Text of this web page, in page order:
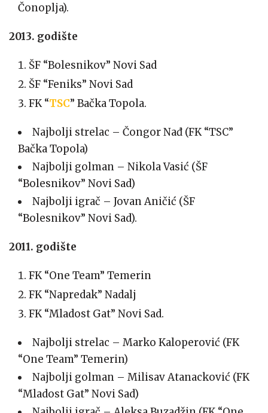
Čonoplja).
2013. godište
ŠF “Bolesnikov” Novi Sad
ŠF “Feniks” Novi Sad
FK “TSC” Bačka Topola.
Najbolji strelac – Čongor Nađ (FK “TSC”
Bačka Topola)
Najbolji golman – Nikola Vasić (ŠF
“Bolesnikov” Novi Sad)
Najbolji igrač – Jovan Aničić (ŠF
“Bolesnikov” Novi Sad).
2011. godište
FK “One Team” Temerin
FK “Napredak” Nadalj
FK “Mladost Gat” Novi Sad.
Najbolji strelac – Marko Kaloperović (FK
“One Team” Temerin)
Najbolji golman – Milisav Atanacković (FK
“Mladost Gat” Novi Sad)